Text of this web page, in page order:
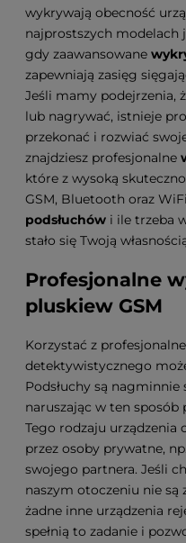
wykrywają obecność
najprostszych modelach
gdy zaawansowane
zapewniają zasięg
Jeśli mamy podejrzenia,
lub nagrywać, istnieje
przekonać i rozwiać
znajdziesz profesjonalne
które z wysoką
GSM, Bluetooth oraz
podsłuchów i ile trzeba
stało się Twoją
Profesjonalne
pluskiew GSM
Korzystać z
detektywistycznego
Podsłuchy są
naruszając w ten
Tego rodzaju urządzenia
przez osoby prywatne,
swojego partnera. Jeśli
naszym otoczeniu nie są
żadne inne urządzenia
spełnią to zadanie i